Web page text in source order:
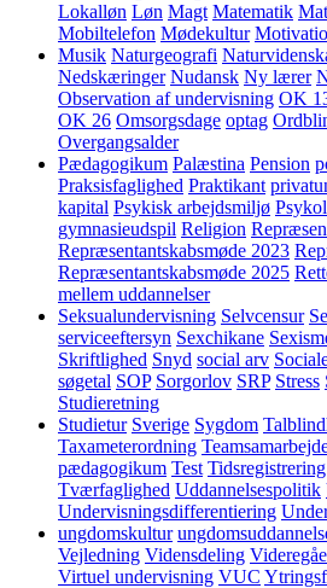
Lokalløn Løn Magt Matematik
Mobiltelefon Mødekultur
Musik Naturgeografi
Nedskæringer Nudansk Ny lærer
Observation af undervisning OK
OK 26 Omsorgsdage optag
Overgangsalder
Pædagogikum Palæstina Pension
Praksisfaglighed Praktikant
kapital Psykisk arbejdsmiljø
gymnasieudspil Religion
Repræsentantskabsmøde 2023
Repræsentantskabsmøde 2025
mellem uddannelser
Seksualundervisning Selvcensur
serviceeftersyn Sexchikane
Skriftlighed Snyd social arv
søgetal SOP Sorgorlov SRP Stress
Studieretning
Studietur Sverige Sygdom
Taxameterordning
pædagogikum Test Tidsregistrering
Tværfaglighed Uddannelsespolitik
Undervisningsdifferentiering
ungdomskultur
Vejledning Vidensdeling
Virtuel undervisning VUC